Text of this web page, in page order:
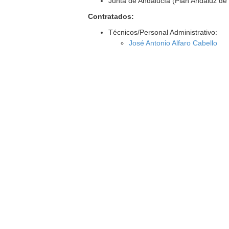
Contratados:
Técnicos/Personal Administrativo:
José Antonio Alfaro Cabello